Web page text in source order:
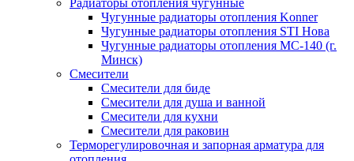
Радиаторы отопления чугунные
Чугунные радиаторы отопления Konner
Чугунные радиаторы отопления STI Нова
Чугунные радиаторы отопления МС-140 (г.
Минск)
Смесители
Смесители для биде
Смесители для душа и ванной
Смесители для кухни
Смесители для раковин
Терморегулировочная и запорная арматура для